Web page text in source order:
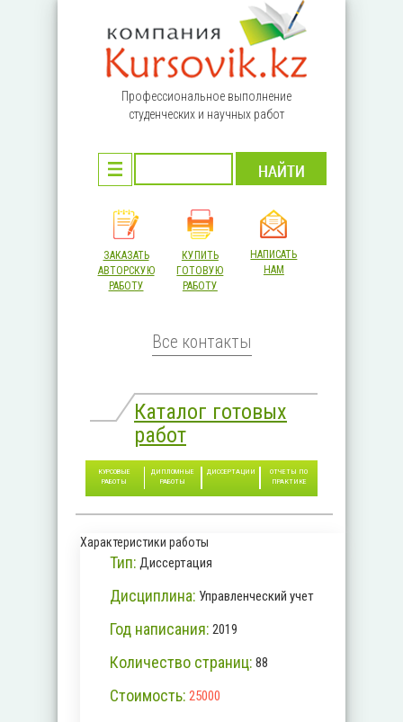
Профессиональное выполнение
студенческих и научных работ
ЗАКАЗАТЬ
АВТОРСКУЮ
РАБОТУ
КУПИТЬ
ГОТОВУЮ
РАБОТУ
НАПИСАТЬ
НАМ
Все контакты
Каталог готовых
работ
КУРСОВЫЕ
РАБОТЫ
ДИПЛОМНЫЕ
РАБОТЫ
ДИССЕРТАЦИИ
ОТЧЕТЫ ПО
ПРАКТИКЕ
Характеристики работы
Тип: Диссертация
Дисциплина: Управленческий учет
Год написания: 2019
Количество страниц: 88
Стоимость: 25000